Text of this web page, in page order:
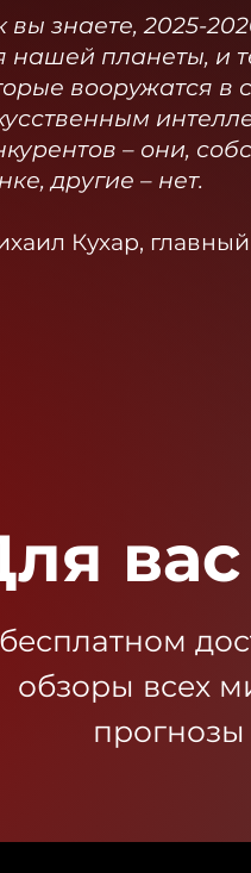
вы знаете, 2025-
нашей планеты, и
вооружатся в
– они,
другие – нет.
Кухар,
обзоры всех